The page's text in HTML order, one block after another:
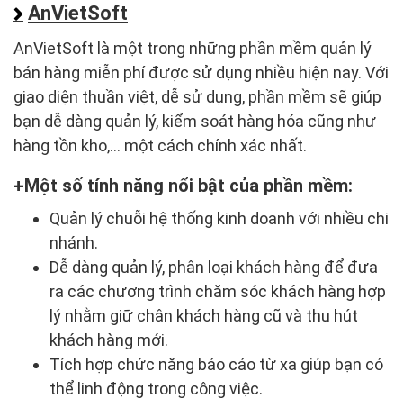
AnVietSoft
AnVietSoft là một trong những phần mềm quản lý
bán hàng miễn phí được sử dụng nhiều hiện nay. Với
giao diện thuần việt, dễ sử dụng, phần mềm sẽ giúp
bạn dễ dàng quản lý, kiểm soát hàng hóa cũng như
hàng tồn kho,... một cách chính xác nhất.
Một số tính năng nổi bật của phần mềm:
Quản lý chuỗi hệ thống kinh doanh với nhiều chi
nhánh.
Dễ dàng quản lý, phân loại khách hàng để đưa
ra các chương trình chăm sóc khách hàng hợp
lý nhằm giữ chân khách hàng cũ và thu hút
khách hàng mới.
Tích hợp chức năng báo cáo từ xa giúp bạn có
thể linh động trong công việc.